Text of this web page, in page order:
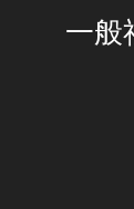
一般